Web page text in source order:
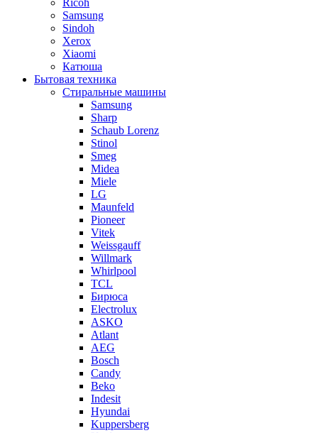
Ricoh
Samsung
Sindoh
Xerox
Xiaomi
Катюша
Бытовая техника
Стиральные машины
Samsung
Sharp
Schaub Lorenz
Stinol
Smeg
Midea
Miele
LG
Maunfeld
Pioneer
Vitek
Weissgauff
Willmark
Whirlpool
TCL
Бирюса
Electrolux
ASKO
Atlant
AEG
Bosch
Candy
Beko
Indesit
Hyundai
Kuppersberg